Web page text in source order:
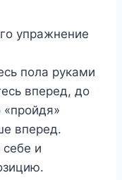
упражнение
пола руками
вперед, до
вперед.
себе и